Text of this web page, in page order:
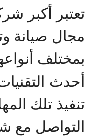
تعتبر أكبر
مجال صيانة
بمختلف
أحدث
تنفيذ تلك
التواصل مع